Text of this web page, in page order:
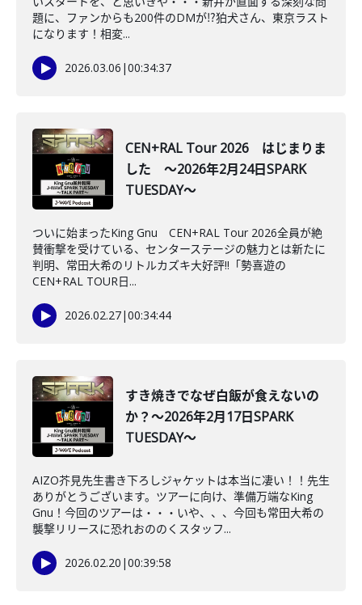
題に、ファンからも200件のDMが⁉狛犬さん、東京ラスト
になります！相変...
2026.03.06 |00:34:37
CEN+RAL Tour 2026 はじまりま
した ～2026年2月24日SPARK
TUESDAY～
ついに始まったKing Gnu CEN+RAL Tour 2026全員が絶
賛衝撃を受けている、センターステージの魅力とは新たに
判明、常田大希のリトルカズキ大好評!!「勢喜遊の
CEN+RAL TOUR日...
2026.02.27|00:34:44
すき焼きでなぜ白飯が食えないの
か？～2026年2月17日SPARK
TUESDAY～
AIZO芥見先生書き下ろしジャケットは本当に凄い！！先生
ありがとうございます。ツアーに向け、準備万端なKing
Gnu！今回のツアーは・・・いや、、、今回も常田大希の
襲撃リリースに恐れおののくスタッフ...
2026.02.20 |00:39:58